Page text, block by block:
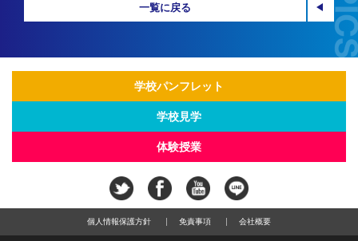
一覧に戻る
学校パンフレット
学校見学
体験授業
個人情報保護方針 免責事項 会社概要